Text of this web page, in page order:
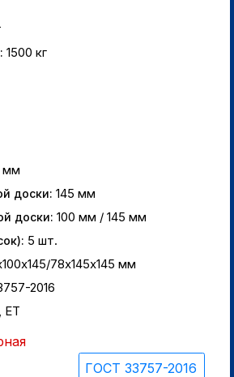
1500 кг
мм
доски: 145 мм
доски: 100 мм / 145 мм
5 шт.
78х145х145 мм
2016
ЕТ
ГОСТ 33757-2016